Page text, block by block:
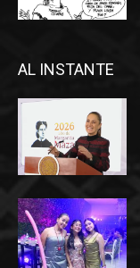
AL INSTANTE